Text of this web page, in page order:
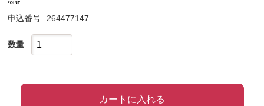
申込番号 264477147
数量
カートに入れる